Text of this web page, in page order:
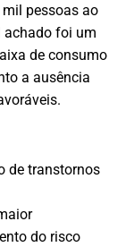
pessoas ao
achado foi um
de consumo
a ausência
de transtornos
do risco